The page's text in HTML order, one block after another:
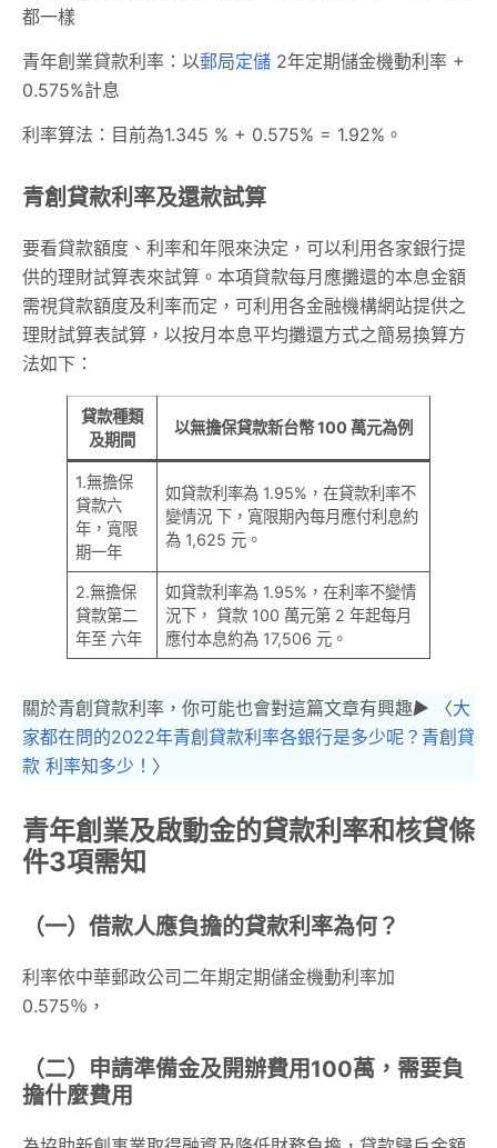
都一樣
青年創業貸款利率：以郵局定儲 2年定期儲金機動利率 +
0.575%計息
利率算法：目前為1.345 % + 0.575% = 1.92%。
青創貸款利率及還款試算
要看貸款額度、利率和年限來決定，可以利用各家銀行提
供的理財試算表來試算。本項貸款每月應攤還的本息金額
需視貸款額度及利率而定，可利用各金融機構網站提供之
理財試算表試算，以按月本息平均攤還方式之簡易換算方
法如下：
貸款種類
及期間
以無擔保貸款新台幣 100 萬元為例
1.無擔保
貸款六
年，寬限
期一年
如貸款利率為 1.95%，在貸款利率不
變情況 下，寬限期內每月應付利息約
為 1,625 元。
2.無擔保
貸款第二
年至 六年
如貸款利率為 1.95%，在利率不變情
況下， 貸款 100 萬元第 2 年起每月
應付本息約為 17,506 元。
關於青創貸款利率，你可能也會對這篇文章有興趣▶︎ 〈大
家都在問的2022年青創貸款利率各銀行是多少呢？青創貸
款 利率知多少！ 〉
青年創業及啟動金的貸款利率和核貸條
件3項需知
（一）借款人應負擔的貸款利率為何？
利率依中華郵政公司二年期定期儲金機動利率加
0.575％，
（二）申請準備金及開辦費用100萬，需要負
擔什麼費用